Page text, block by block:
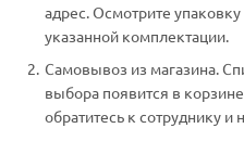
адрес. Осмотрите упаковку
указанной комплектации.
Самовывоз из магазина.
выбора появится в
обратитесь к сотруднику и